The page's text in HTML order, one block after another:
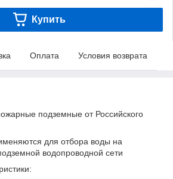
Купить
Оплата Условия возврата
подземные от Российского
для отбора воды на
водопроводной сети